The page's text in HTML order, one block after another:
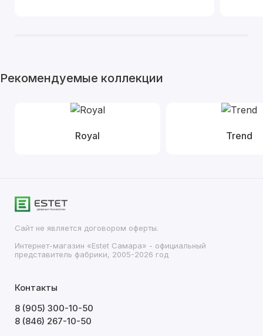
Рекомендуемые коллекции
Royal Trend
Сайт не является договором оферты.
Интернет-магазин «Estet Самара» - официальный
представитель фабрики, 2005-2026 год
Контакты
8 (905) 300-10-50
8 (846) 267-10-50